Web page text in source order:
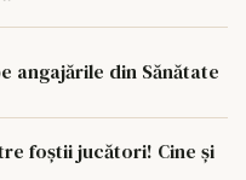
angajările din Sănătate
foștii jucători! Cine și